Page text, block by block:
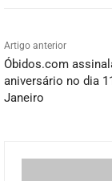
Artigo anterior
Óbidos.com
aniversário no dia
Janeiro